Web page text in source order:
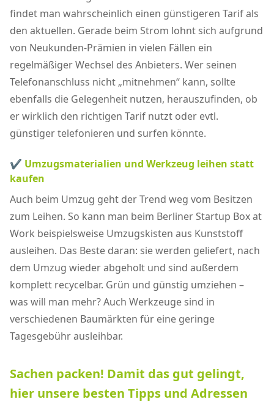
findet man wahrscheinlich einen günstigeren Tarif als
den aktuellen. Gerade beim Strom lohnt sich aufgrund
von Neukunden-Prämien in vielen Fällen ein
regelmäßiger Wechsel des Anbieters. Wer seinen
Telefonanschluss nicht „mitnehmen“ kann, sollte
ebenfalls die Gelegenheit nutzen, herauszufinden, ob
er wirklich den richtigen Tarif nutzt oder evtl.
günstiger telefonieren und surfen könnte.
✔ Umzugsmaterialien und Werkzeug leihen statt
kaufen
Auch beim Umzug geht der Trend weg vom Besitzen
zum Leihen. So kann man beim Berliner Startup Box at
Work beispielsweise Umzugskisten aus Kunststoff
ausleihen. Das Beste daran: sie werden geliefert, nach
dem Umzug wieder abgeholt und sind außerdem
komplett recycelbar. Grün und günstig umziehen –
was will man mehr? Auch Werkzeuge sind in
verschiedenen Baumärkten für eine geringe
Tagesgebühr ausleihbar.
Sachen packen! Damit das gut gelingt,
hier unsere besten Tipps und Adressen